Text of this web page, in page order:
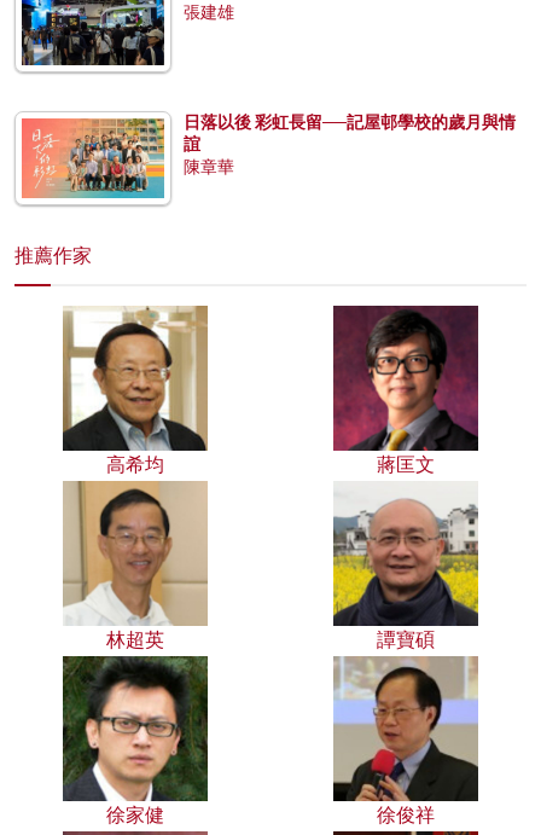
張建雄
日落以後 彩虹長留──記屋邨學校的歲月與情
誼
陳章華
推薦作家
高希均 蔣匡文
林超英 譚寶碩
徐家健 徐俊祥